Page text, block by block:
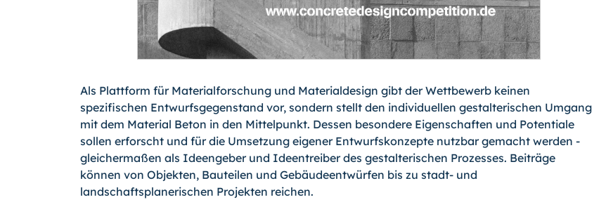
Als Plattform für Materialforschung und Materialdesign gibt der Wettbewerb keinen
spezifischen Entwurfsgegenstand vor, sondern stellt den individuellen gestalterischen Umgang
mit dem Material Beton in den Mittelpunkt. Dessen besondere Eigenschaften und Potentiale
sollen erforscht und für die Umsetzung eigener Entwurfskonzepte nutzbar gemacht werden -
gleichermaßen als Ideengeber und Ideentreiber des gestalterischen Prozesses. Beiträge
können von Objekten, Bauteilen und Gebäudeentwürfen bis zu stadt- und
landschaftsplanerischen Projekten reichen.